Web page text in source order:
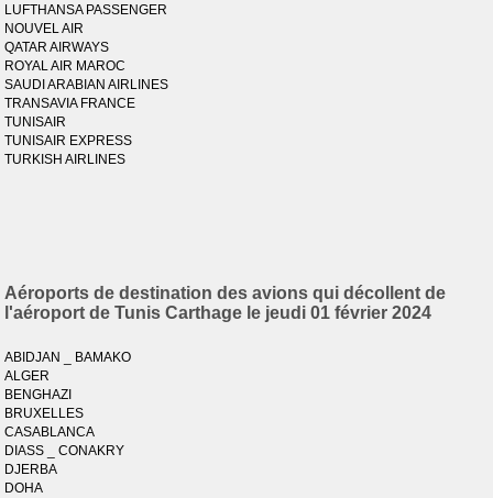
LUFTHANSA PASSENGER
NOUVEL AIR
QATAR AIRWAYS
ROYAL AIR MAROC
SAUDI ARABIAN AIRLINES
TRANSAVIA FRANCE
TUNISAIR
TUNISAIR EXPRESS
TURKISH AIRLINES
Aéroports de destination des avions qui décollent de
l'aéroport de Tunis Carthage le jeudi 01 février 2024
ABIDJAN _ BAMAKO
ALGER
BENGHAZI
BRUXELLES
CASABLANCA
DIASS _ CONAKRY
DJERBA
DOHA